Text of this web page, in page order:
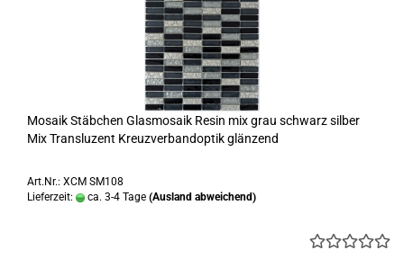
Mosaik Stäbchen Glasmosaik Resin mix grau schwarz silber
Mix Transluzent Kreuzverbandoptik glänzend
Art.Nr.: XCM SM108
Lieferzeit:
ca. 3-4 Tage (Ausland abweichend)